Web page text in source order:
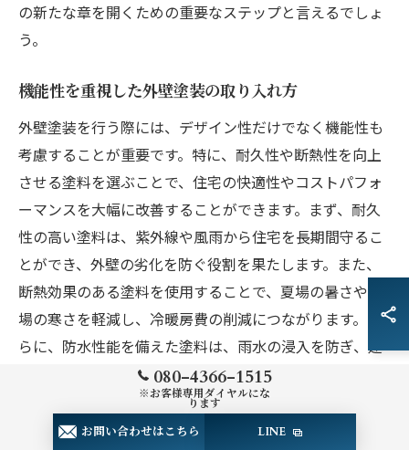
の新たな章を開くための重要なステップと言えるでしょ
う。
機能性を重視した外壁塗装の取り入れ方
外壁塗装を行う際には、デザイン性だけでなく機能性も
考慮することが重要です。特に、耐久性や断熱性を向上
させる塗料を選ぶことで、住宅の快適性やコストパフォ
ーマンスを大幅に改善することができます。まず、耐久
性の高い塗料は、紫外線や風雨から住宅を長期間守るこ
とができ、外壁の劣化を防ぐ役割を果たします。また、
断熱効果のある塗料を使用することで、夏場の暑さや冬
場の寒さを軽減し、冷暖房費の削減につながります。さ
らに、防水性能を備えた塗料は、雨水の浸入を防ぎ、建
物の寿命を延ばすことができます。これらの機能性を考
慮した塗料選びは、住まいの安心感を保ちつつ、資産価
値を高める鍵となるのです。外壁塗装は、美観だけでな
080-4366-1515
※お客様専用ダイヤルにな
ります
お問い合わせはこちら LINE